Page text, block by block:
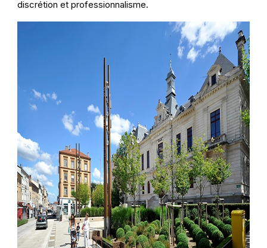
discrétion et professionnalisme.